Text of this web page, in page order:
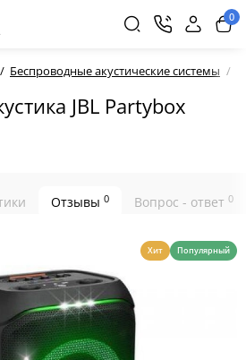
0
Беспроводные акустические системы
JBL Partybox
Отзывы 0 Вопрос - ответ 0
Хит Популярный